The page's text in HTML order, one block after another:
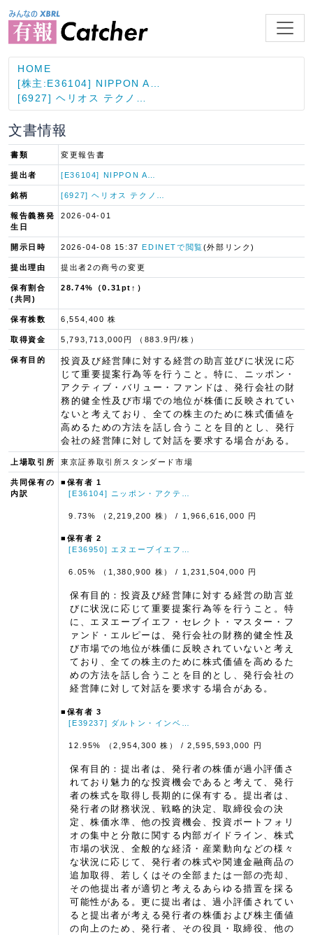
HOME
[株主:E36104] NIPPON A…
[6927] ヘリオス テクノ…
文書情報
書類 変更報告書
提出者 [E36104] NIPPON A…
銘柄 [6927] ヘリオス テクノ…
報告義務発
生日
2026-04-01
開示日時 2026-04-08 15:37EDINETで閲覧(外部リンク)
提出理由 提出者2の商号の変更
保有割合
(共同)
28.74%（0.31pt↑）
保有株数 6,554,400 株
取得資金 5,793,713,000円 （883.9円/株）
保有目的
投資及び経営陣に対する経営の助言並びに状況に応
じて重要提案行為等を行うこと。特に、ニッポン・
アクティブ・バリュー・ファンドは、発行会社の財
務的健全性及び市場での地位が株価に反映されてい
ないと考えており、全ての株主のために株式価値を
高めるための方法を話し合うことを目的とし、発行
会社の経営陣に対して対話を要求する場合がある。
上場取引所 東京証券取引所スタンダード市場
共同保有の
内訳
■保有者 1
[E36104] ニッポン・アクテ…
9.73% （2,219,200 株）/ 1,966,616,000 円
■保有者 2
[E36950] エヌエーブイエフ…
6.05% （1,380,900 株）/ 1,231,504,000 円
保有目的：投資及び経営陣に対する経営の助言並
びに状況に応じて重要提案行為等を行うこと。特
に、エヌエーブイエフ・セレクト・マスター・フ
ァンド・エルピーは、発行会社の財務的健全性及
び市場での地位が株価に反映されていないと考え
ており、全ての株主のために株式価値を高めるた
めの方法を話し合うことを目的とし、発行会社の
経営陣に対して対話を要求する場合がある。
■保有者 3
[E39237] ダルトン・インベ…
12.95% （2,954,300 株） / 2,595,593,000 円
保有目的：提出者は、発行者の株価が過小評価さ
れており魅力的な投資機会であると考えて、発行
者の株式を取得し長期的に保有する。提出者は、
発行者の財務状況、戦略的決定、取締役会の決
定、株価水準、他の投資機会、投資ポートフォリ
オの集中と分散に関する内部ガイドライン、株式
市場の状況、全般的な経済・産業動向などの様々
な状況に応じて、発行者の株式や関連金融商品の
追加取得、若しくはその全部または一部の売却、
その他提出者が適切と考えるあらゆる措置を採る
可能性がある。更に提出者は、過小評価されてい
ると提出者が考える発行者の株価および株主価値
の向上のため、発行者、その役員・取締役、他の